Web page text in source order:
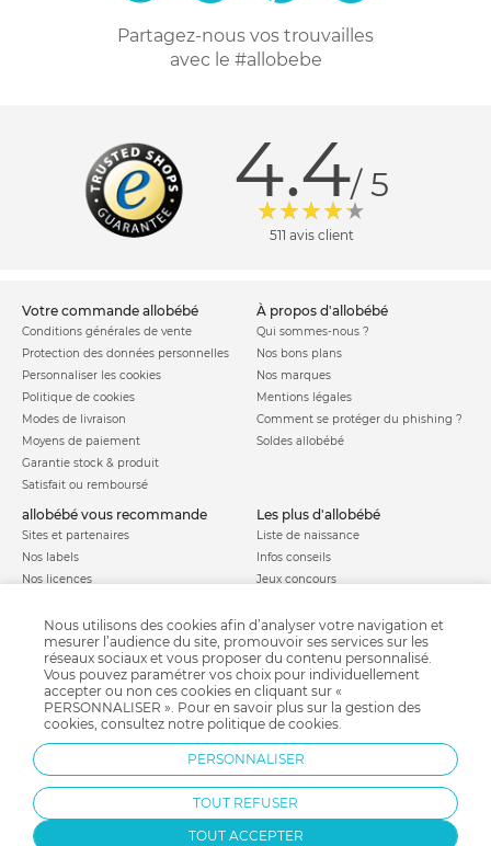
Partagez-nous vos trouvailles
avec le #allobebe
4.4/ 5
511 avis client
votre commande allobébé
Conditions générales de vente
Protection des données personnelles
Personnaliser les cookies
Politique de cookies
Modes de livraison
Moyens de paiement
Garantie stock & produit
Satisfait ou remboursé
à propos d'allobébé
Qui sommes-nous ?
Nos bons plans
Nos marques
Mentions légales
Comment se protéger du phishing ?
Soldes allobébé
allobébé vous recommande
Sites et partenaires
Nos labels
Nos licences
les plus d'allobébé
Liste de naissance
Infos conseils
Jeux concours
Parrainage
Paiement sécurisé
Charte qualité
Nous utilisons des cookies afin d’analyser votre navigation et
mesurer l’audience du site, promouvoir ses services sur les
réseaux sociaux et vous proposer du contenu personnalisé.
Vous pouvez paramétrer vos choix pour individuellement
accepter ou non ces cookies en cliquant sur «
PERSONNALISER ». Pour en savoir plus sur la gestion des
cookies, consultez notre politique de cookies.
PERSONNALISER
TOUT REFUSER
TOUT ACCEPTER